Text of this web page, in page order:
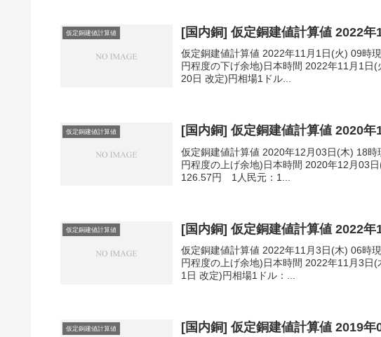
仮定銅建値計算値 [国内銅] 仮定銅建値計算値 2022年
仮定銅建値計算値 2022年11月1日(火) 09時
円程度の下げ余地)日本時間 2022年11月1日
20日 改定)円相場1ドル...
仮定銅建値計算値 [国内銅] 仮定銅建値計算値 2020
仮定銅建値計算値 2020年12月03日(木) 18
円程度の上げ余地)日本時間 2020年12月03
126.57円 1人民元：1...
仮定銅建値計算値 [国内銅] 仮定銅建値計算値 2022年
仮定銅建値計算値 2022年11月3日(木) 06時
円程度の上げ余地)日本時間 2022年11月3日
1日 改定)円相場1ドル：...
仮定銅建値計算値 [国内銅] 仮定銅建値計算値 2019